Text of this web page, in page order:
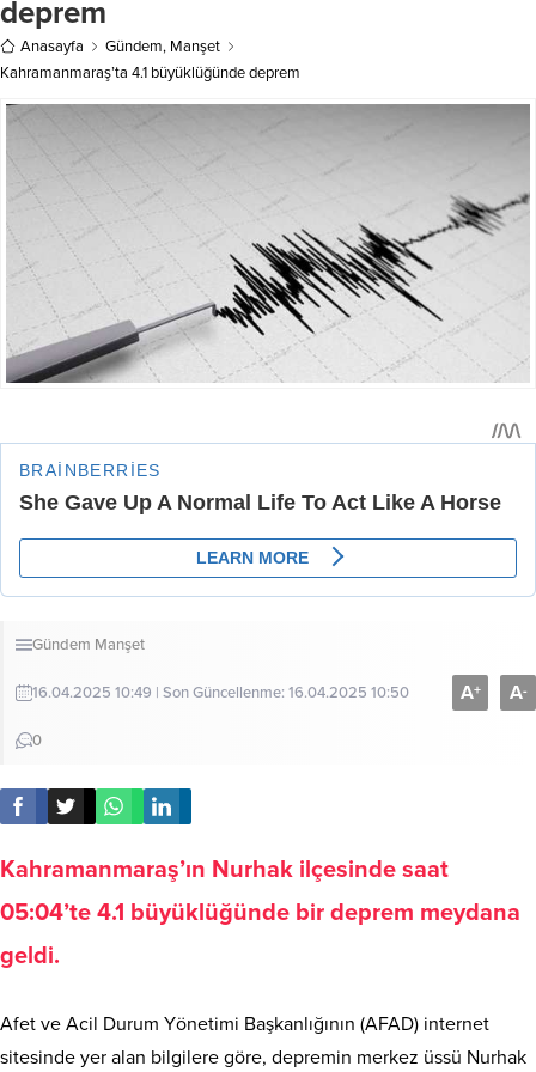
Cumhurbaşkanı...
deprem
Anasayfa Gündem, Manşet
Kahramanmaraş’ta 4.1 büyüklüğünde deprem
Gündem Manşet
16.04.2025 10:49 | Son Güncellenme: 16.04.2025 10:50
0
A+ A-
Kahramanmaraş’ın Nurhak ilçesinde saat
05:04’te 4.1 büyüklüğünde bir deprem meydana
geldi.
Afet ve Acil Durum Yönetimi Başkanlığının (AFAD) internet
sitesinde yer alan bilgilere göre, depremin merkez üssü Nurhak